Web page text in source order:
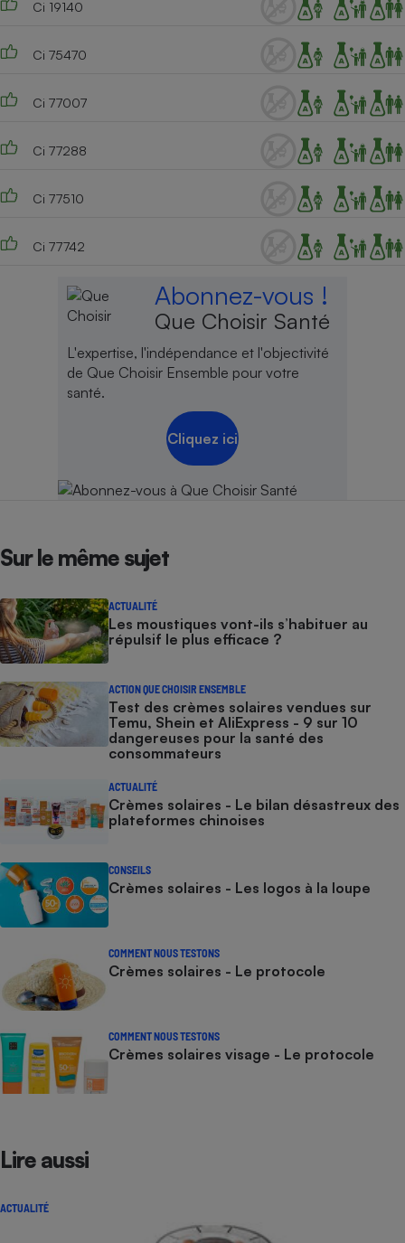
Ci 19140
Ci 75470
Ci 77007
Ci 77288
Ci 77510
Ci 77742
Abonnez-vous !
Que Choisir Santé
L'expertise, l'indépendance et l'objectivité
de Que Choisir Ensemble pour votre
santé.
Cliquez ici
Sur le même sujet
ACTUALITÉ
Les moustiques vont-ils s’habituer au
répulsif le plus efficace ?
ACTION QUE CHOISIR ENSEMBLE
Test des crèmes solaires vendues sur
Temu, Shein et AliExpress - 9 sur 10
dangereuses pour la santé des
consommateurs
ACTUALITÉ
Crèmes solaires - Le bilan désastreux des
plateformes chinoises
CONSEILS
Crèmes solaires - Les logos à la loupe
COMMENT NOUS TESTONS
Crèmes solaires - Le protocole
COMMENT NOUS TESTONS
Crèmes solaires visage - Le protocole
Lire aussi
ACTUALITÉ